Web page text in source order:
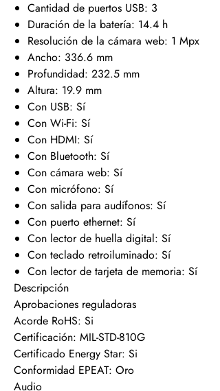
Cantidad de puertos USB: 3
Duración de la batería: 14.4 h
Resolución de la cámara web: 1 Mpx
Ancho: 336.6 mm
Profundidad: 232.5 mm
Altura: 19.9 mm
Con USB: Sí
Con Wi-Fi: Sí
Con HDMI: Sí
Con Bluetooth: Sí
Con cámara web: Sí
Con micrófono: Sí
Con salida para audífonos: Sí
Con puerto ethernet: Sí
Con lector de huella digital: Sí
Con teclado retroiluminado: Sí
Con lector de tarjeta de memoria: Sí
Descripción
Aprobaciones reguladoras
Acorde RoHS: Si
Certificación: MIL-STD-810G
Certificado Energy Star: Si
Conformidad EPEAT: Oro
Audio